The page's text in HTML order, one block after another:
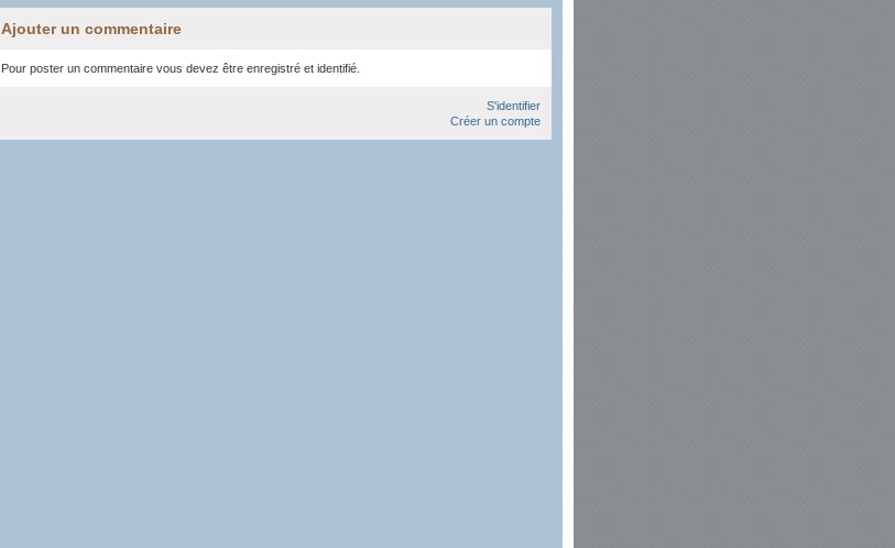
Ajouter un commentaire
Pour poster un commentaire vous devez être enregistré et identifié.
S'identifier
Créer un compte